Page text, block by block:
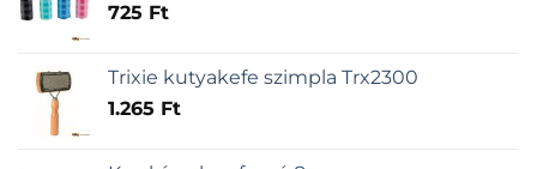
725 Ft
Trixie kutyakefe szimpla Trx2300
1.265 Ft